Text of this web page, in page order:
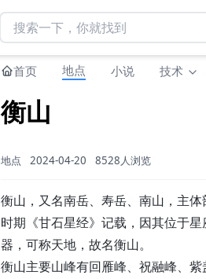
首页 地点 小说 技术
衡山
地点 2024-04-20 8528人浏览
衡山，又名南岳、寿岳、南山，主
时期《甘石星经》记载，因其位于
器，可称天地，故名衡山。
衡山主要山峰有回雁峰、祝融峰、